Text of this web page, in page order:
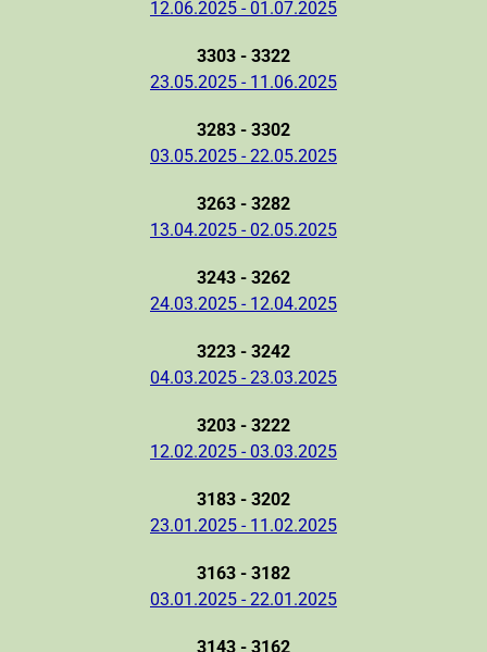
12.06.2025 - 01.07.2025
3303 - 3322
23.05.2025 - 11.06.2025
3283 - 3302
03.05.2025 - 22.05.2025
3263 - 3282
13.04.2025 - 02.05.2025
3243 - 3262
24.03.2025 - 12.04.2025
3223 - 3242
04.03.2025 - 23.03.2025
3203 - 3222
12.02.2025 - 03.03.2025
3183 - 3202
23.01.2025 - 11.02.2025
3163 - 3182
03.01.2025 - 22.01.2025
3143 - 3162